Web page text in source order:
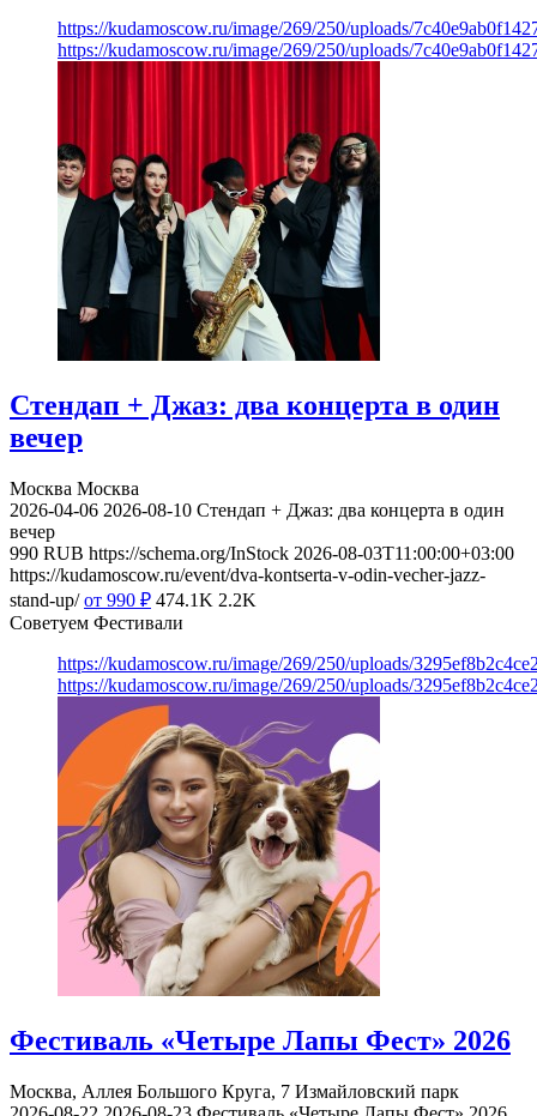
https://kudamoscow.ru/image/269/250/uploads/
https://kudamoscow.ru/image/269/250/uploads/
Стендап + Джаз: два концерта в один
вечер
Москва Москва
2026-04-06 2026-08-10 Стендап + Джаз: два концерта в один
вечер
990 RUB https://schema.org/InStock 2026-08-03T11:00:00+03:00
https://kudamoscow.ru/event/dva-kontserta-v-odin-vecher-jazz-
stand-up/ от 990 ₽ 474.1K 2.2K
Советуем Фестивали
https://kudamoscow.ru/image/269/250/uploads/
https://kudamoscow.ru/image/269/250/uploads/
Фестиваль «Четыре Лапы Фест» 2026
Москва, Аллея Большого Круга, 7 Измайловский парк